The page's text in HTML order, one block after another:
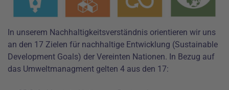
In unserem Nachhaltigkeitsverständnis orientieren wir uns
an den 17 Zielen für nachhaltige Entwicklung (Sustainable
Development Goals) der Vereinten Nationen. In Bezug auf
das Umweltmanagment gelten 4 aus den 17: